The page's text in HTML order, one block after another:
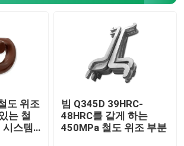
도 위조
는 철
시스템
빔 Q345D 39HRC-
48HRC를 같게 하는
450MPa 철도 위조 부분